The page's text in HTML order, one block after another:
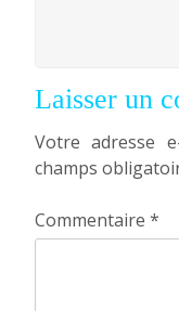
Laisser un
Votre adresse
champs
Commentaire *